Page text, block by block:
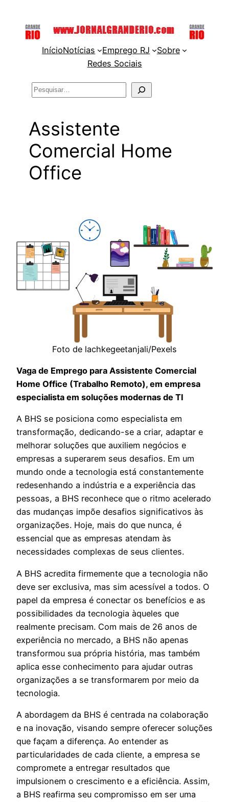
InícioNotícias Emprego RJ
Sobre
Redes Sociais
Pesquisar
Assistente
Comercial Home
Office
Foto de lachkegeetanjali/Pexels
Vaga de Emprego para Assistente Comercial
Home Office (Trabalho Remoto), em empresa
especialista em soluções modernas de TI
A BHS se posiciona como especialista em
transformação, dedicando-se a criar, adaptar e
melhorar soluções que auxiliem negócios e
empresas a superarem seus desafios. Em um
mundo onde a tecnologia está constantemente
redesenhando a indústria e a experiência das
pessoas, a BHS reconhece que o ritmo acelerado
das mudanças impõe desafios significativos às
organizações. Hoje, mais do que nunca, é
essencial que as empresas atendam às
necessidades complexas de seus clientes.
A BHS acredita firmemente que a tecnologia não
deve ser exclusiva, mas sim acessível a todos. O
papel da empresa é conectar os benefícios e as
possibilidades da tecnologia àqueles que
realmente precisam. Com mais de 26 anos de
experiência no mercado, a BHS não apenas
transformou sua própria história, mas também
aplica esse conhecimento para ajudar outras
organizações a se transformarem por meio da
tecnologia.
A abordagem da BHS é centrada na colaboração
e na inovação, visando sempre oferecer soluções
que façam a diferença. Ao entender as
particularidades de cada cliente, a empresa se
compromete a entregar resultados que
impulsionem o crescimento e a eficiência. Assim,
a BHS reafirma seu compromisso em ser uma